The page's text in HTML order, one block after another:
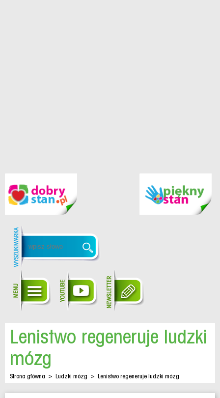
Lenistwo regeneruje ludzki
mózg
Strona główna > Ludzki mózg > Lenistwo regeneruje ludzki mózg